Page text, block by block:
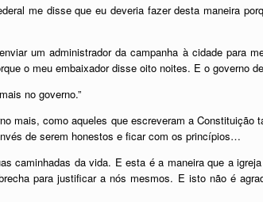
me disse que eu deveria fazer desta maneira
um administrador da campanha à cidade para
o meu embaixador disse oito noites. E o governo
no governo.”
mais, como aqueles que escreveram a
de serem honestos e ficar com os princípios…
caminhadas da vida. E esta é a maneira que a
para justificar a nós mesmos. E isto não é